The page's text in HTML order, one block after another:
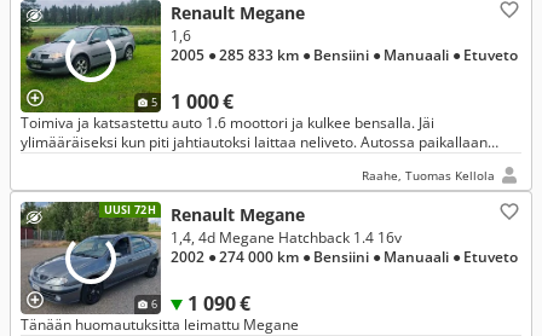
5
Renault Megane
1 000 €
1,6
2005 ● 285 833 km ● Bensiini ● Manuaali ● Etuveto
Toimiva ja katsastettu auto 1.6 moottori ja kulkee bensalla. Jäi
ylimääräiseksi kun piti jahtiautoksi laittaa neliveto. Autossa paikallaan
Raahe, Tuomas Kellola
UUSI 72H
6
Renault Megane
1 090 €
1,4, 4d Megane Hatchback 1.4 16v
2002 ● 274 000 km ● Bensiini ● Manuaali ● Etuveto
Tänään huomautuksitta leimattu Megane